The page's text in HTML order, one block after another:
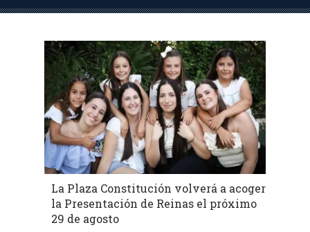
La Plaza Constitución volverá a acoger
la Presentación de Reinas el próximo
29 de agosto